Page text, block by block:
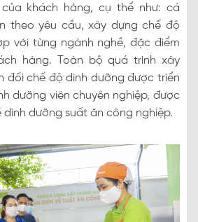
khách hàng, cụ thể như: cá
theo yêu cầu, xây dựng chế độ
với từng ngành nghề, đặc điểm
hàng. Toàn bộ quá trình xây
đối chế độ dinh dưỡng được triển
dưỡng viên chuyên nghiệp, được
dưỡng suất ăn công nghiệp.